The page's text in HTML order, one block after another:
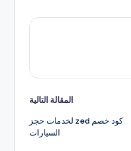
المقالة التالية
كود خصم zed لخدمات حجز
السيارات